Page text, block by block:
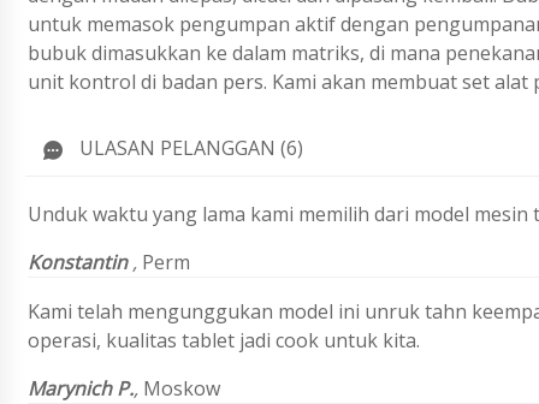
untuk memasok pengumpan aktif dengan
bubuk dimasukkan ke dalam matriks, di mana
unit kontrol di badan pers. Kami akan membuat set
ULASAN PELANGGAN (6)
Unduk waktu yang lama kami memilih dari model
Konstantin, Perm
Kami telah mengunggukan model ini unruk tahn
operasi, kualitas tablet jadi cook untuk kita.
Marynich P., Moskow